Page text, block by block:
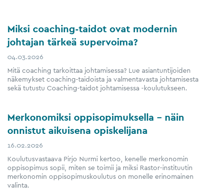
Miksi coaching‑taidot ovat modernin
johtajan tärkeä supervoima?
04.03.2026
Mitä coaching tarkoittaa johtamisessa? Lue asiantuntijoiden
näkemykset coaching-taidoista ja valmentavasta johtamisesta
sekä tutustu Coaching-taidot johtamisessa -koulutukseen.
Merkonomiksi oppisopimuksella – näin
onnistut aikuisena opiskelijana
16.02.2026
Koulutusvastaava Pirjo Nurmi kertoo, kenelle merkonomin
oppisopimus sopii, miten se toimii ja miksi Rastor-instituutin
merkonomin oppisopimuskoulutus on monelle erinomainen
valinta.